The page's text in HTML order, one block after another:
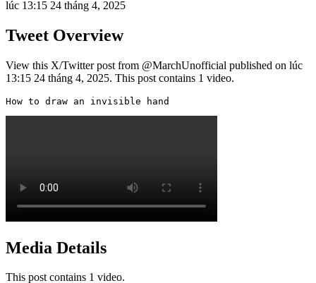
lúc 13:15 24 tháng 4, 2025
Tweet Overview
View this X/Twitter post from @MarchUnofficial published on lúc
13:15 24 tháng 4, 2025. This post contains 1 video.
How to draw an invisible hand
Media Details
This post contains 1 video.